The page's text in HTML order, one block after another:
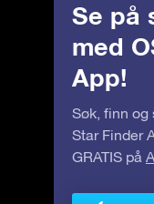
Se på
med
App!
Søk, finn og
Star Finder
GRATIS på